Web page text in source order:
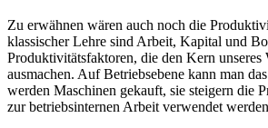
Zu erwähnen wären auch noch die
klassischer Lehre sind Arbeit, Kapital und
Produktivitätsfaktoren, die den Kern unseres
ausmachen. Auf Betriebsebene kann man
werden Maschinen gekauft, sie steigern die
zur betriebsinternen Arbeit verwendet